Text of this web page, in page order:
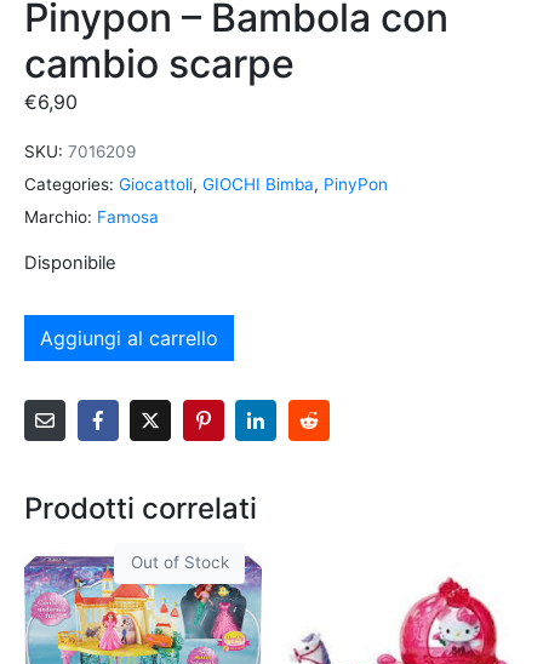
Pinypon – Bambola con
cambio scarpe
€6,90
SKU: 7016209
Categories: Giocattoli, GIOCHI Bimba, PinyPon
Marchio: Famosa
Disponibile
Aggiungi al carrello
Prodotti correlati
Out of Stock